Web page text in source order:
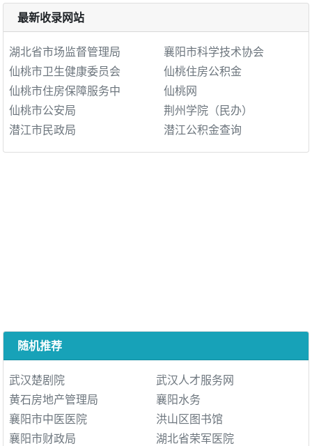
最新收录网站
湖北省市场监督管理局
襄阳市科学技术协会
仙桃市卫生健康委员会
仙桃住房公积金
仙桃市住房保障服务中
仙桃网
仙桃市公安局
荆州学院（民办）
潜江市民政局
潜江公积金查询
随机推荐
武汉楚剧院
武汉人才服务网
黄石房地产管理局
襄阳水务
襄阳市中医医院
洪山区图书馆
襄阳市财政局
湖北省荣军医院